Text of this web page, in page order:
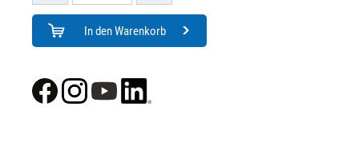
In den Warenkorb